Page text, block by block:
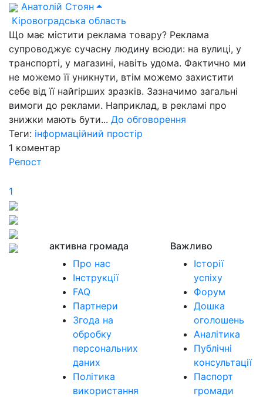
Анатолій Стоян
Кіровоградська область
Що має містити реклама товару? Реклама
супроводжує сучасну людину всюди: на вулиці, у
транспорті, у магазині, навіть удома. Фактично ми
не можемо її уникнути, втім можемо захистити
себе від її найгірших зразків. Зазначимо загальні
вимоги до реклами. Наприклад, в рекламі про
знижки мають бути... До обговорення
Теги: інформаційний простір
1 коментар
Репост
1
активна громада
Про нас
Інструкції
FAQ
Партнери
Згода на
обробку
персональних
даних
Політика
використання
Важливо
Історії
успіху
Форум
Дошка
оголошень
Аналітика
Публічні
консультації
Паспорт
громади